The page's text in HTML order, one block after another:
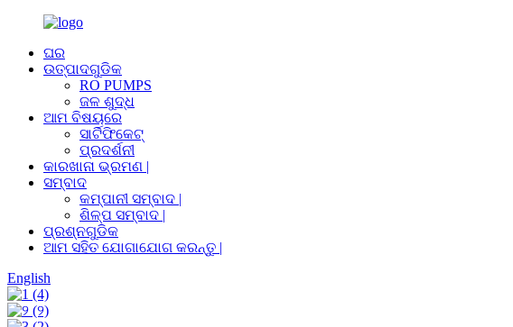
ଘର
ଉତ୍ପାଦଗୁଡିକ
RO PUMPS
ଜଳ ଶୁଦ୍ଧ
ଆମ ବିଷୟରେ
ସାର୍ଟିଫିକେଟ୍
ପ୍ରଦର୍ଶନୀ
କାରଖାନା ଭ୍ରମଣ |
ସମ୍ବାଦ
କମ୍ପାନୀ ସମ୍ବାଦ |
ଶିଳ୍ପ ସମ୍ବାଦ |
ପ୍ରଶ୍ନଗୁଡିକ
ଆମ ସହିତ ଯୋଗାଯୋଗ କରନ୍ତୁ |
English